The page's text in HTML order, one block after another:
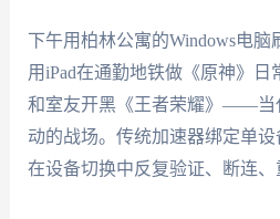
下午用柏林公寓的Windows电
用iPad在通勤地铁做《原神》日
和室友开黑《王者荣耀》——当
动的战场。传统加速器绑定单
在设备切换中反复验证、断连、